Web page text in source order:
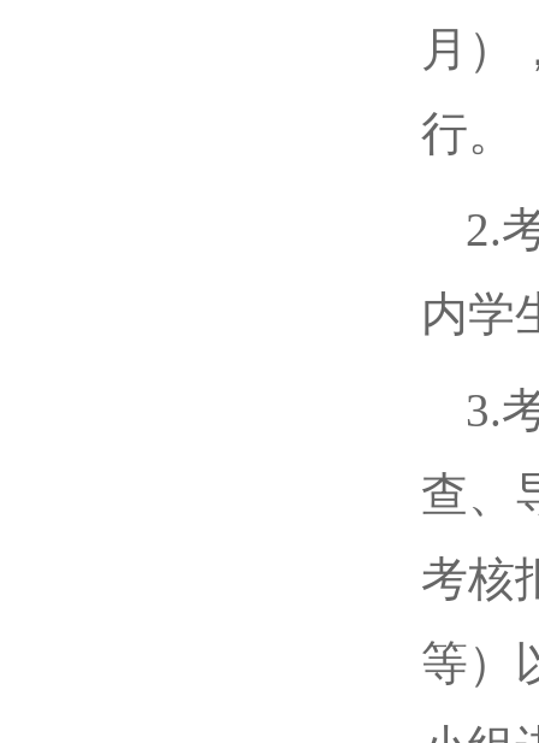
月）
行。
2.
内学
3.
查、
考核
等）